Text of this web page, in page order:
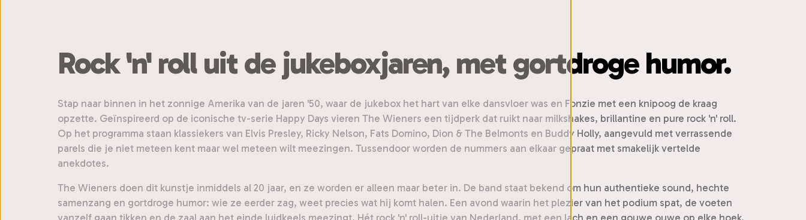
Rock 'n' roll uit de jukeboxjaren, met gortdroge humor.
Stap naar binnen in het zonnige Amerika van de jaren '50, waar de jukebox het hart van elke dansvloer was en Fonzie met een knipoog de kraag
opzette. Geïnspireerd op de iconische tv-serie Happy Days vieren The Wieners een tijdperk dat ruikt naar milkshakes, brillantine en pure rock 'n' roll.
Op het programma staan klassiekers van Elvis Presley, Ricky Nelson, Fats Domino, Dion & The Belmonts en Buddy Holly, aangevuld met verrassende
parels die je niet meteen kent maar wel meteen wilt meezingen. Tussendoor worden de nummers aan elkaar gepraat met smakelijk vertelde
anekdotes.
The Wieners doen dit kunstje inmiddels al 20 jaar, en ze worden er alleen maar beter in. De band staat bekend om hun authentieke sound, hechte
samenzang en gortdroge humor: wie ze eerder zag, weet precies wat hij komt halen. Een avond waarin het plezier van het podium spat, de voeten